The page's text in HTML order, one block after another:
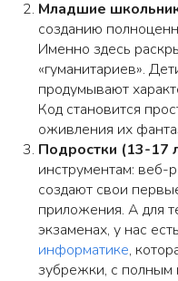
Младшие
созданию
Именно здесь
«гуманитариев».
продумывают
Код становится
оживления их
Подростки (13-17
инструментам: веб-
создают свои
приложения. А для
экзаменах, у нас есть
информатике,
зубрежки, с полным